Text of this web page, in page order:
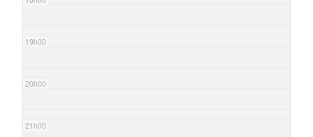
19h00
20h00
21h00